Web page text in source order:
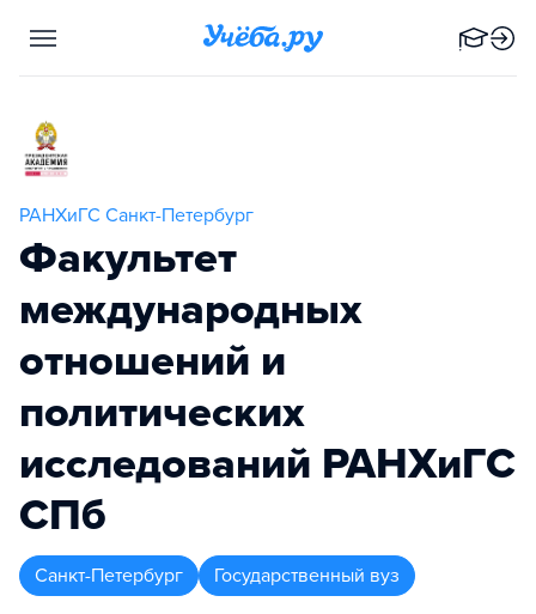
РАНХиГС Санкт-Петербург
Факультет
международных
отношений и
политических
исследований РАНХиГС
СПб
Санкт-Петербург Государственный вуз